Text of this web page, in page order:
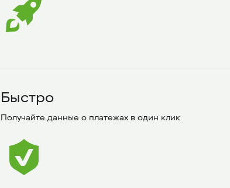
Быстро
Получайте данные о платежах в один клик